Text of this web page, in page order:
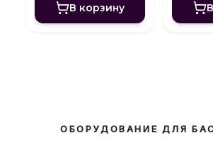
В корзину
ОБОРУДОВАНИЕ ДЛЯ